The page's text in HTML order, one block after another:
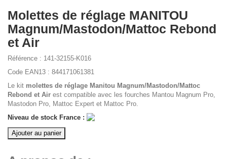
Molettes de réglage MANITOU
Magnum/Mastodon/Mattoc Rebond
et Air
Référence : 141-32155-K016
Code EAN13 : 844171061381
Le kit molettes de réglage Manitou Magnum/Mastodon/Mattoc
Rebond et Air est compatible avec les fourches Mantou Magnum Pro,
Mastodon Pro, Mattoc Expert et Mattoc Pro.
Niveau de stock France :
Ajouter au panier